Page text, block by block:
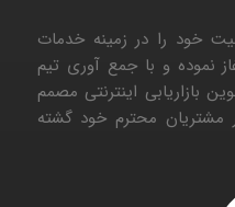
ساز از سال ۱۳۸۶ فعالیت خود را در زمینه خدمات
نموده و با جمع آوری تیم
بازاریابی اینترنتی مصمم
مشتریان محترم خود گشته